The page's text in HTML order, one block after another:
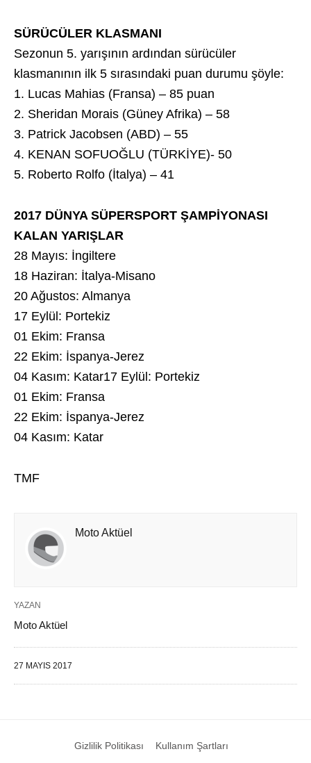
SÜRÜCÜLER KLASMANI
Sezonun 5. yarışının ardından sürücüler
klasmanının ilk 5 sırasındaki puan durumu şöyle:
1. Lucas Mahias (Fransa) – 85 puan
2. Sheridan Morais (Güney Afrika) – 58
3. Patrick Jacobsen (ABD) – 55
4. KENAN SOFUOĞLU (TÜRKİYE)- 50
5. Roberto Rolfo (İtalya) – 41
2017 DÜNYA SÜPERSPORT ŞAMPİYONASI
KALAN YARIŞLAR
28 Mayıs: İngiltere
18 Haziran: İtalya-Misano
20 Ağustos: Almanya
17 Eylül: Portekiz
01 Ekim: Fransa
22 Ekim: İspanya-Jerez
04 Kasım: Katar17 Eylül: Portekiz
01 Ekim: Fransa
22 Ekim: İspanya-Jerez
04 Kasım: Katar
TMF
Moto Aktüel
YAZAN
Moto Aktüel
27 MAYIS 2017
Gizlilik Politikası Kullanım Şartları